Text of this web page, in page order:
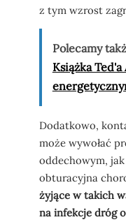
z tym wzrost
Polecamy
Książka
Dodatkowo,
może wywołać
oddechowym,
obturacyjna
żyjące w takich
na infekcje dróg